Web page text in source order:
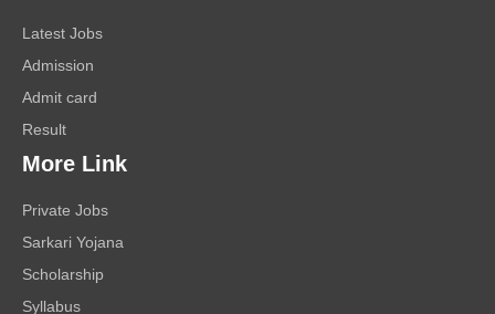
Latest Jobs
Admission
Admit card
Result
More Link
Private Jobs
Sarkari Yojana
Scholarship
Syllabus